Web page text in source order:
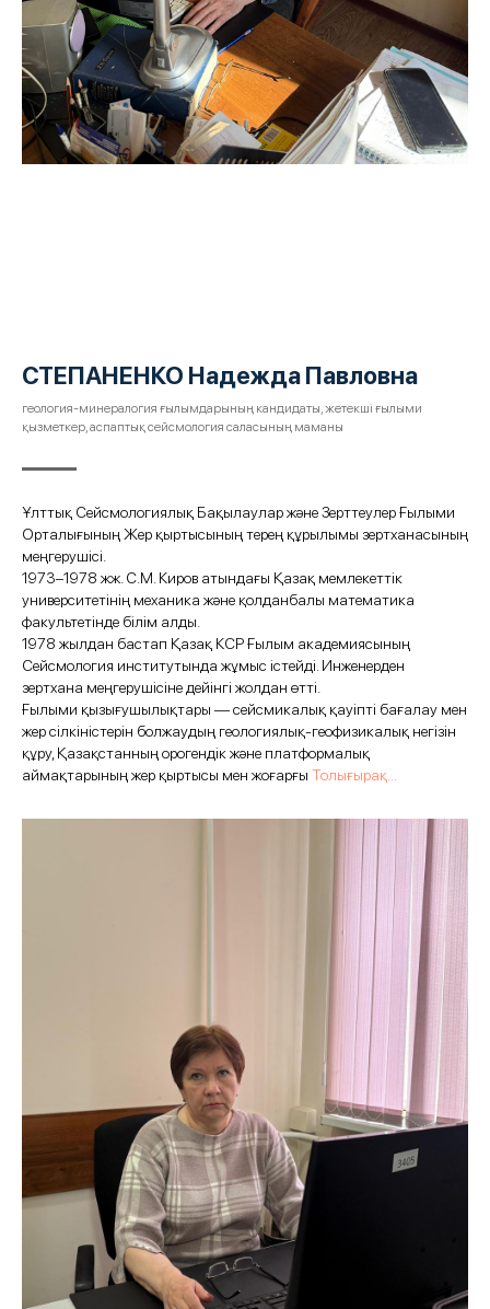
СТЕПАНЕНКО Надежда Павловна
геология-минералогия ғылымдарының кандидаты, жетекші ғылыми
қызметкер, аспаптық сейсмология саласының маманы
Ұлттық Сейсмологиялық Бақылаулар және Зерттеулер Ғылыми
Орталығының Жер қыртысының терең құрылымы зертханасының
меңгерушісі.
1973–1978 жж. С.М. Киров атындағы Қазақ мемлекеттік
университетінің механика және қолданбалы математика
факультетінде білім алды.
1978 жылдан бастап Қазақ КСР Ғылым академиясының
Сейсмология институтында жұмыс істейді. Инженерден
зертхана меңгерушісіне дейінгі жолдан өтті.
Ғылыми қызығушылықтары — сейсмикалық қауіпті бағалау мен
жер сілкіністерін болжаудың геологиялық-геофизикалық негізін
құру, Қазақстанның орогендік және платформалық
аймақтарының жер қыртысы мен жоғарғы Толығырақ...